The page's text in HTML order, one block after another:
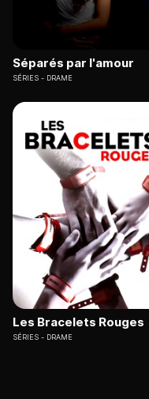
Séparés par l'amour
SÉRIES DRAME
Les Bracelets Rouges
SÉRIES DRAME